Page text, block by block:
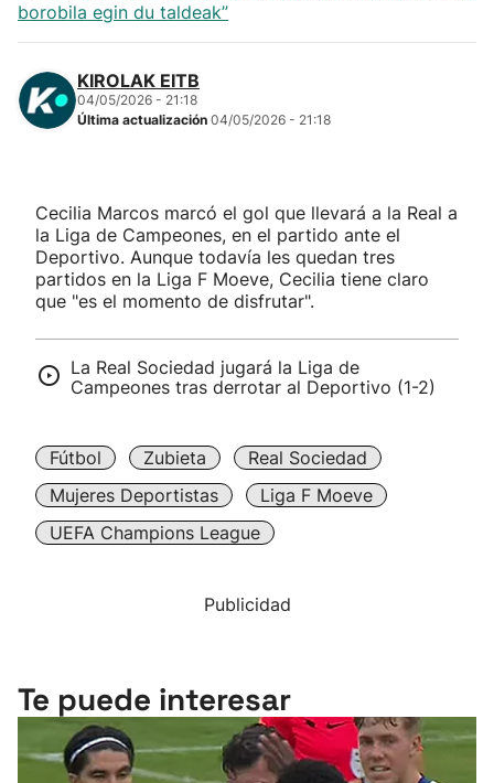
"Helmuga"
borobila egin du taldeak”
KIROLAK EITB
04/05/2026 - 21:18
Última actualización 04/05/2026 - 21:18
Cecilia Marcos marcó el gol que llevará a la Real a
la Liga de Campeones, en el partido ante el
Deportivo. Aunque todavía les quedan tres
partidos en la Liga F Moeve, Cecilia tiene claro
que "es el momento de disfrutar".
La Real Sociedad jugará la Liga de
Campeones tras derrotar al Deportivo (1-2)
Fútbol Zubieta
Real Sociedad
Mujeres Deportistas
Liga F Moeve
UEFA Champions League
Publicidad
Te puede interesar